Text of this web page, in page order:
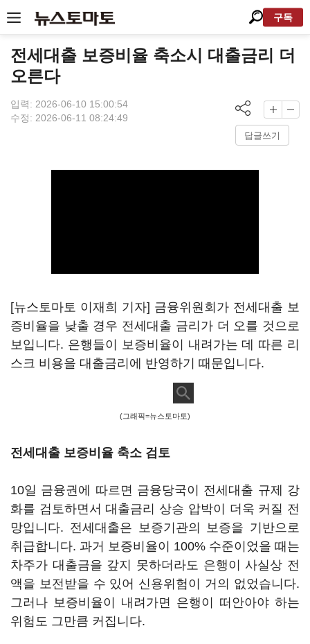
구독
전세대출 보증비율 축소시 대출금리 더
오른다
입력: 2026-06-10 15:00:54
수정: 2026-06-11 08:24:49
답글쓰기
[뉴스토마토 이재희 기자] 금융위원회가 전세대출 보
증비율을 낮출 경우 전세대출 금리가 더 오를 것으로
보입니다. 은행들이 보증비율이 내려가는 데 따른 리
스크 비용을 대출금리에 반영하기 때문입니다.
(그래픽=뉴스토마토)
전세대출 보증비율 축소 검토
10일 금융권에 따르면 금융당국이 전세대출 규제 강
화를 검토하면서 대출금리 상승 압박이 더욱 커질 전
망입니다. 전세대출은 보증기관의 보증을 기반으로
취급합니다. 과거 보증비율이 100% 수준이었을 때는
차주가 대출금을 갚지 못하더라도 은행이 사실상 전
액을 보전받을 수 있어 신용위험이 거의 없었습니다.
그러나 보증비율이 내려가면 은행이 떠안아야 하는
위험도 그만큼 커집니다.